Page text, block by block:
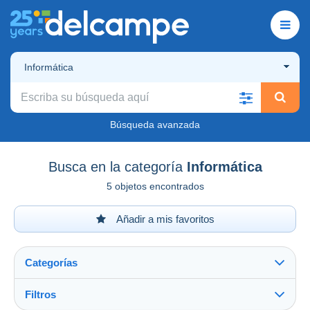
Informática
Búsqueda avanzada
Busca en la categoría Informática
5 objetos encontrados
Añadir a mis favoritos
Categorías
Filtros